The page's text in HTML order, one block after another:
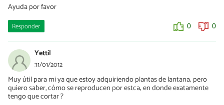
Ayuda por favor
Responder 0 0
Yettil
31/01/2012
Muy útil para mi ya que estoy adquiriendo plantas de lantana; pero
quiero saber, cómo se reproducen por estca; en donde exatamente
tengo que cortar ?